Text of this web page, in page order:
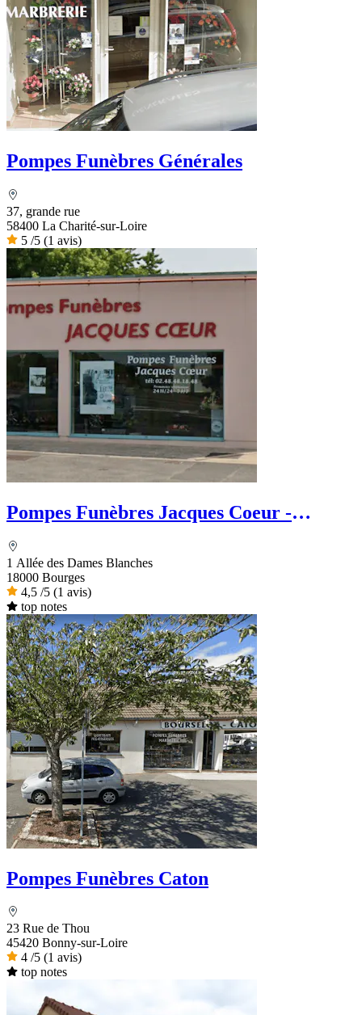
Pompes Funèbres Générales
37, grande rue
58400 La Charité-sur-Loire
5 /5 (1 avis)
Pompes Funèbres Jacques Coeur -
1 Allée des Dames Blanches
18000 Bourges
4,5 /5 (1 avis)
top notes
Pompes Funèbres Caton
23 Rue de Thou
45420 Bonny-sur-Loire
4 /5 (1 avis)
top notes